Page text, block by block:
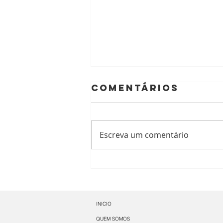
Tartamudez
forma
Comentários
Escreva um comentário
INICIO
QUEM SOMOS